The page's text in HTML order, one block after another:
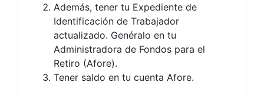
Además, tener tu Expediente de
Identificación de Trabajador
actualizado. Genéralo en tu
Administradora de Fondos para el
Retiro (Afore).
Tener saldo en tu cuenta Afore.